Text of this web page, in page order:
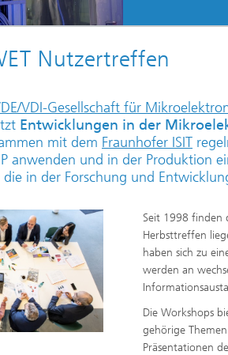
Nutzertreffen
VDI-Gesellschaft für
Entwicklungen in der
mit dem Fraunhofer ISIT
anwenden und in der Produktion
die in der Forschung und
Seit 1998 finden
Herbsttreffen
haben sich zu
werden an
Die Workshops
gehörige
Präsentationen